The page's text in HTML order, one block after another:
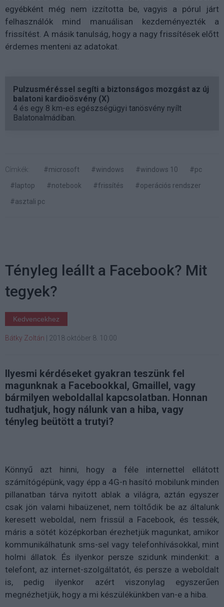
egyébként még nem izzította be, vagyis a pórul járt
felhasználók mind manuálisan kezdeményezték a
frissítést. A másik tanulság, hogy a nagy frissítések előtt
érdemes menteni az adatokat.
Pulzusméréssel segíti a biztonságos mozgást az új
balatoni kardioösvény (X)
4 és egy 8 km-es egészségügyi tanösvény nyílt
Balatonalmádiban.
Címkék: #microsoft #windows #windows 10
#pc
#laptop
#notebook #frissítés
#operációs rendszer
#asztali pc
Tényleg leállt a Facebook? Mit
tegyek?
Kedvencekhez
Bátky Zoltán 2018 október 8. 10:00
Ilyesmi kérdéseket gyakran teszünk fel
magunknak a Facebookkal, Gmaillel, vagy
bármilyen weboldallal kapcsolatban. Honnan
tudhatjuk, hogy nálunk van a hiba, vagy
tényleg beütött a trutyi?
Könnyű azt hinni, hogy a féle internettel ellátott
számítógépünk, vagy épp a 4G-n hasító mobilunk minden
pillanatban tárva nyitott ablak a világra, aztán egyszer
csak jön valami hibaüzenet, nem töltődik be az általunk
keresett weboldal, nem frissül a Facebook, és tessék,
máris a sötét középkorban érezhetjük magunkat, amikor
kommunikálhatunk sms-sel vagy telefonhívásokkal, mint
holmi állatok. És ilyenkor persze szidunk mindenkit: a
telefont, az internet-szolgáltatót, és persze a weboldalt
is, pedig ilyenkor azért viszonylag egyszerűen
megnézhetjük, hogy a mi készülékünkben van-e a hiba.